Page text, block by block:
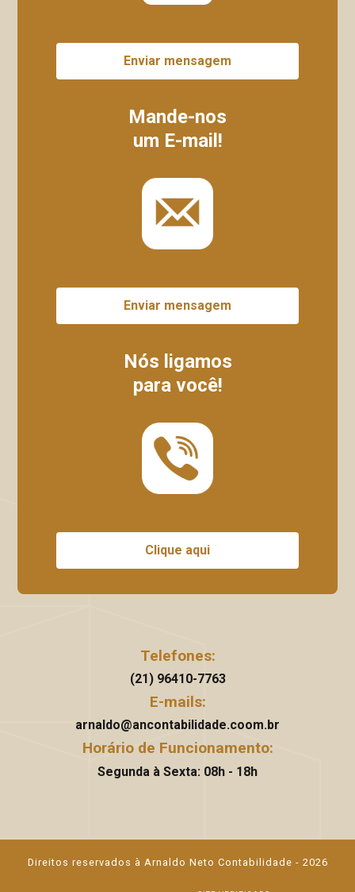
Enviar mensagem
Mande-nos
um E-mail!
Enviar mensagem
Nós ligamos
para você!
Clique aqui
Telefones:
(21) 96410-7763
E-mails:
arnaldo@ancontabilidade.coom.br
Horário de Funcionamento:
Segunda à Sexta: 08h - 18h
Direitos reservados à Arnaldo Neto Contabilidade - 2026